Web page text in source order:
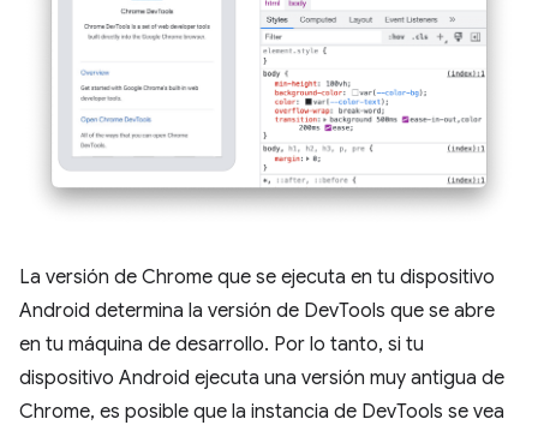
La versión de Chrome que se ejecuta en tu dispositivo
Android determina la versión de DevTools que se abre
en tu máquina de desarrollo. Por lo tanto, si tu
dispositivo Android ejecuta una versión muy antigua de
Chrome, es posible que la instancia de DevTools se vea